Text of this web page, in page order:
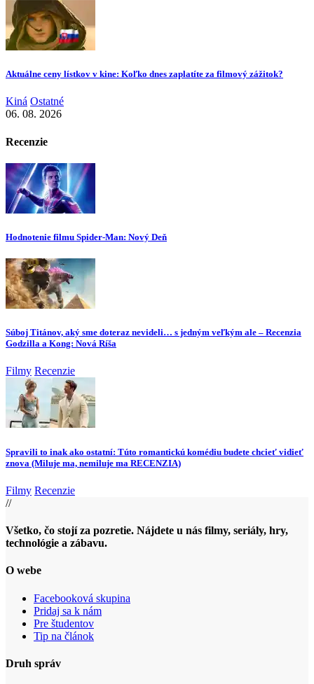
Aktuálne ceny lístkov v kine: Koľko dnes zaplatíte za filmový zážitok?
Kiná Ostatné
06. 08. 2026
Recenzie
Hodnotenie filmu Spider-Man: Nový Deň
Súboj Titánov, aký sme doteraz nevideli… s jedným veľkým ale – Recenzia
Godzilla a Kong: Nová Ríša
Filmy Recenzie
Spravili to inak ako ostatní: Túto romantickú komédiu budete chcieť vidieť
znova (Miluje ma, nemiluje ma RECENZIA)
Filmy Recenzie
//
Všetko, čo stojí za pozretie. Nájdete u nás filmy, seriály, hry,
technológie a zábavu.
O webe
Facebooková skupina
Pridaj sa k nám
Pre študentov
Tip na článok
Druh správ